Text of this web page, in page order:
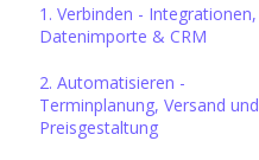
1. Verbinden - Integrationen,
Datenimporte & CRM
2. Automatisieren -
Terminplanung, Versand und
Preisgestaltung